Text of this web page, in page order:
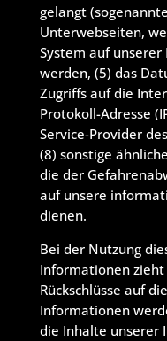
gelangt
Unterwebseiten,
System auf
werden, (5) das
Zugriffs auf die
Protokoll-Adresse
Service-Provider
(8) sonstige
die der
auf unsere
dienen.
Bei der Nutzung
Informationen zieht
Rückschlüsse auf
Informationen
die Inhalte unserer